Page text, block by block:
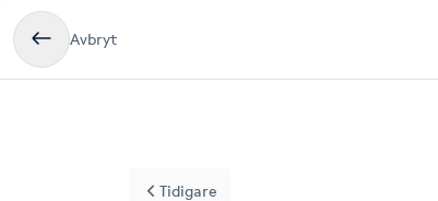
Avbryt
Tidigare